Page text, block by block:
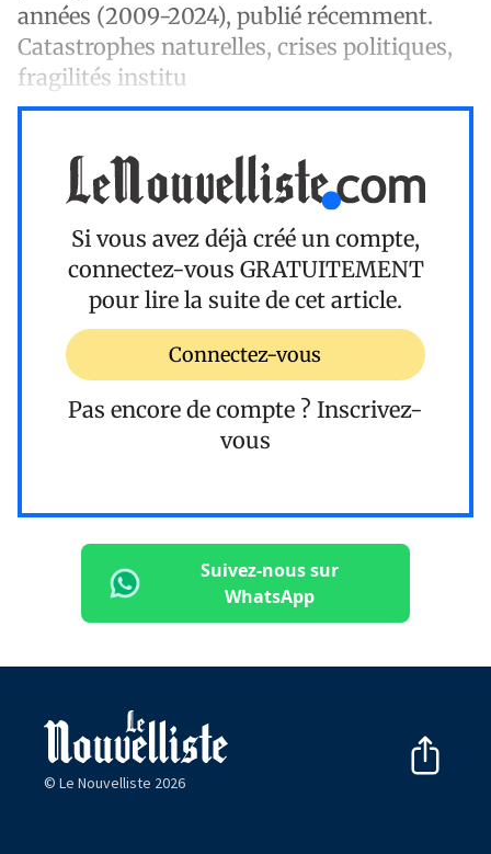
années (2009-2024), publié récemment.
Catastrophes naturelles, crises politiques,
fragilités institu
Si vous avez déjà créé un compte,
connectez-vous GRATUITEMENT
pour lire la suite de cet article.
Connectez-vous
Pas encore de compte ? Inscrivez-
vous
Suivez-nous sur
WhatsApp
© Le Nouvelliste 2026